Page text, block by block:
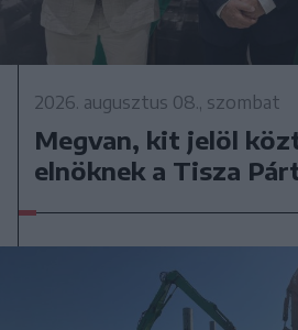
2026. augusztus 08., szombat
Megvan, kit jelöl
elnöknek a Tisza